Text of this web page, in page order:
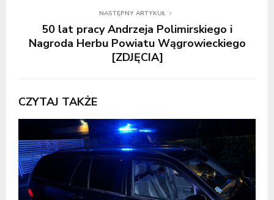
NASTĘPNY ARTYKUŁ
50 lat pracy Andrzeja Polimirskiego i
Nagroda Herbu Powiatu Wągrowieckiego
[ZDJĘCIA]
CZYTAJ TAKŻE